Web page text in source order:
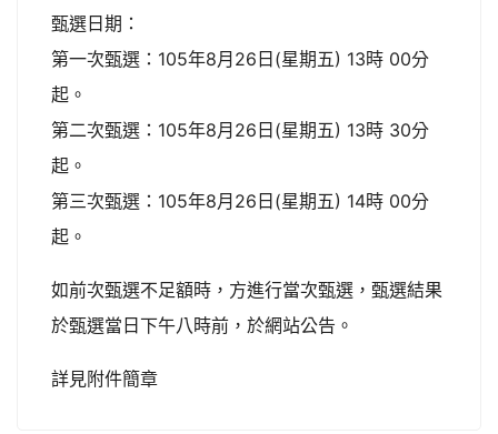
甄選日期：
第一次甄選：105年8月26日(星期五) 13時 00分
起。
第二次甄選：105年8月26日(星期五) 13時 30分
起。
第三次甄選：105年8月26日(星期五) 14時 00分
起。
如前次甄選不足額時，方進行當次甄選，甄選結果
於甄選當日下午八時前，於網站公告。
詳見附件簡章